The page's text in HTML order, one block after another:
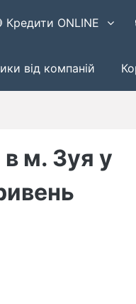
Кредити ONLINE
від компаній
в м. Зуя у